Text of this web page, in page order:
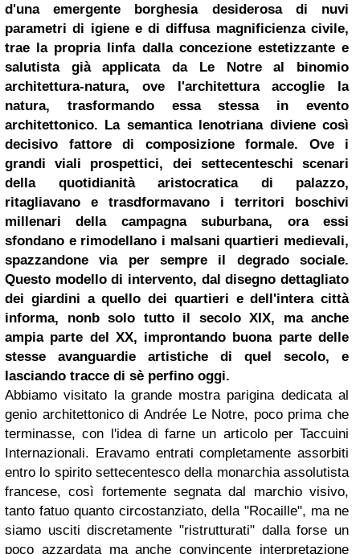
d'una emergente borghesia desiderosa di nuvi
parametri di igiene e di diffusa magnificienza civile,
trae la propria linfa dalla concezione estetizzante e
salutista già applicata da Le Notre al binomio
architettura-natura, ove l'architettura accoglie la
natura, trasformando essa stessa in evento
architettonico. La semantica lenotriana diviene così
decisivo fattore di composizione formale. Ove i
grandi viali prospettici, dei settecenteschi scenari
della quotidianità aristocratica di palazzo,
ritagliavano e trasdformavano i territori boschivi
millenari della campagna suburbana, ora essi
sfondano e rimodellano i malsani quartieri medievali,
spazzandone via per sempre il degrado sociale.
Questo modello di intervento, dal disegno dettagliato
dei giardini a quello dei quartieri e dell'intera città
informa, nonb solo tutto il secolo XIX, ma anche
ampia parte del XX, improntando buona parte delle
stesse avanguardie artistiche di quel secolo, e
lasciando tracce di sè perfino oggi.
Abbiamo visitato la grande mostra parigina dedicata al
genio architettonico di Andrée Le Notre, poco prima che
terminasse, con l'idea di farne un articolo per Taccuini
Internazionali. Eravamo entrati completamente assorbiti
entro lo spirito settecentesco della monarchia assolutista
francese, così fortemente segnata dal marchio visivo,
tanto fatuo quanto circostanziato, della "Rocaille", ma ne
siamo usciti discretamente "ristrutturati" dalla forse un
poco azzardata ma anche convincente interpretazione